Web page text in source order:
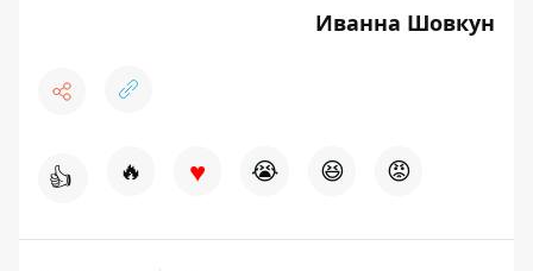
Иванна Шовкун
👍 🔥 ♥ 😭 😆 😡